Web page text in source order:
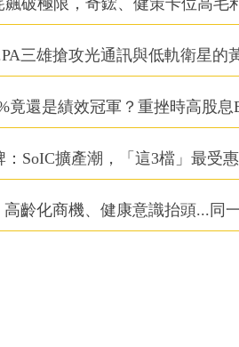
三雄搶攻光通訊與低軌衛星的
竟還是績效冠軍？重挫時高股息
SoIC擴產潮，「這3檔」最受惠
齡化商機、健康意識抬頭...同